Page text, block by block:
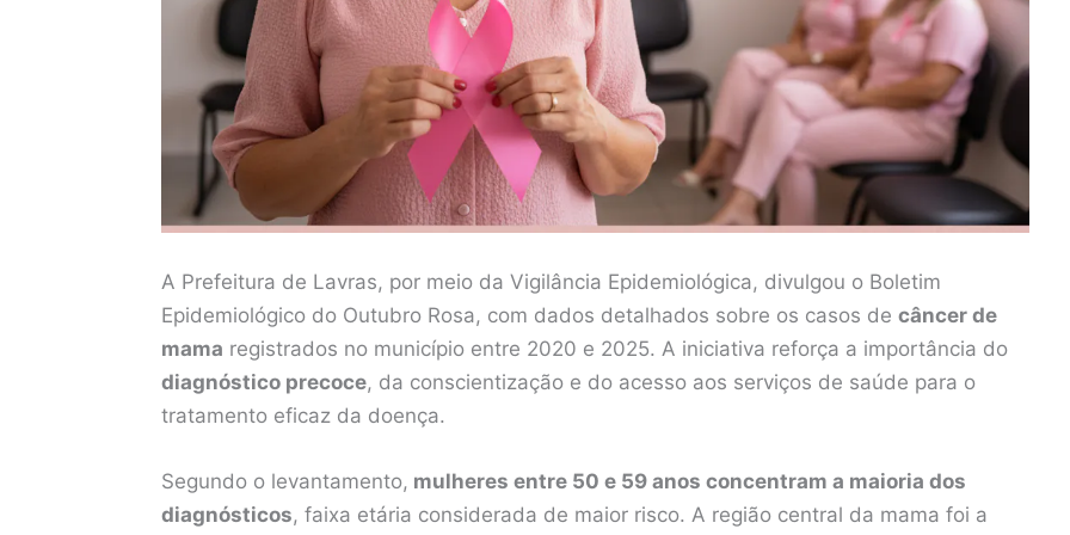
A Prefeitura de Lavras, por meio da Vigilância Epidemiológica, divulgou o Boletim
Epidemiológico do Outubro Rosa, com dados detalhados sobre os casos de câncer de
mama registrados no município entre 2020 e 2025. A iniciativa reforça a importância do
diagnóstico precoce, da conscientização e do acesso aos serviços de saúde para o
tratamento eficaz da doença.
Segundo o levantamento, mulheres entre 50 e 59 anos concentram a maioria dos
diagnósticos, faixa etária considerada de maior risco. A região central da mama foi a